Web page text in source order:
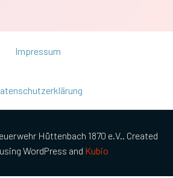
Impressum
Hüttenbach 1870 e.V.. Created
using WordPress and Kubio